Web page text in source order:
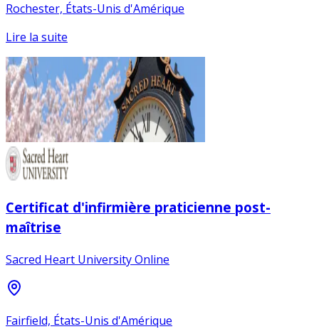
Rochester, États-Unis d'Amérique
Lire la suite
Certificat d'infirmière praticienne post-
maîtrise
Sacred Heart University Online
Fairfield, États-Unis d'Amérique